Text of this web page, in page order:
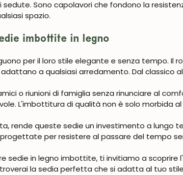
Sono capolavori che fondono la
spazio.
imbottite in legno
per il loro stile elegante e senza tempo. Il
a qualsiasi arredamento. Dal classico
o riunioni di famiglia senza rinunciare al
L'imbottitura di qualità non è solo morbida
rende queste sedie un investimento a lungo
per resistere al passare del tempo
sedie in legno imbottite, ti invitiamo a scoprire
la sedia perfetta che si adatta al tuo